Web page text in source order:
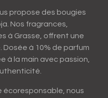
propose des bougies
Nos fragrances,
à Grasse, offrent une
à 10% de parfum
à la main avec passion,
écoresponsable, nous